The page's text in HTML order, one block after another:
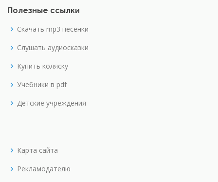
Полезные ссылки
Скачать mp3 песенки
Слушать аудиосказки
Купить коляску
Учебники в pdf
Детские учреждения
Карта сайта
Рекламодателю